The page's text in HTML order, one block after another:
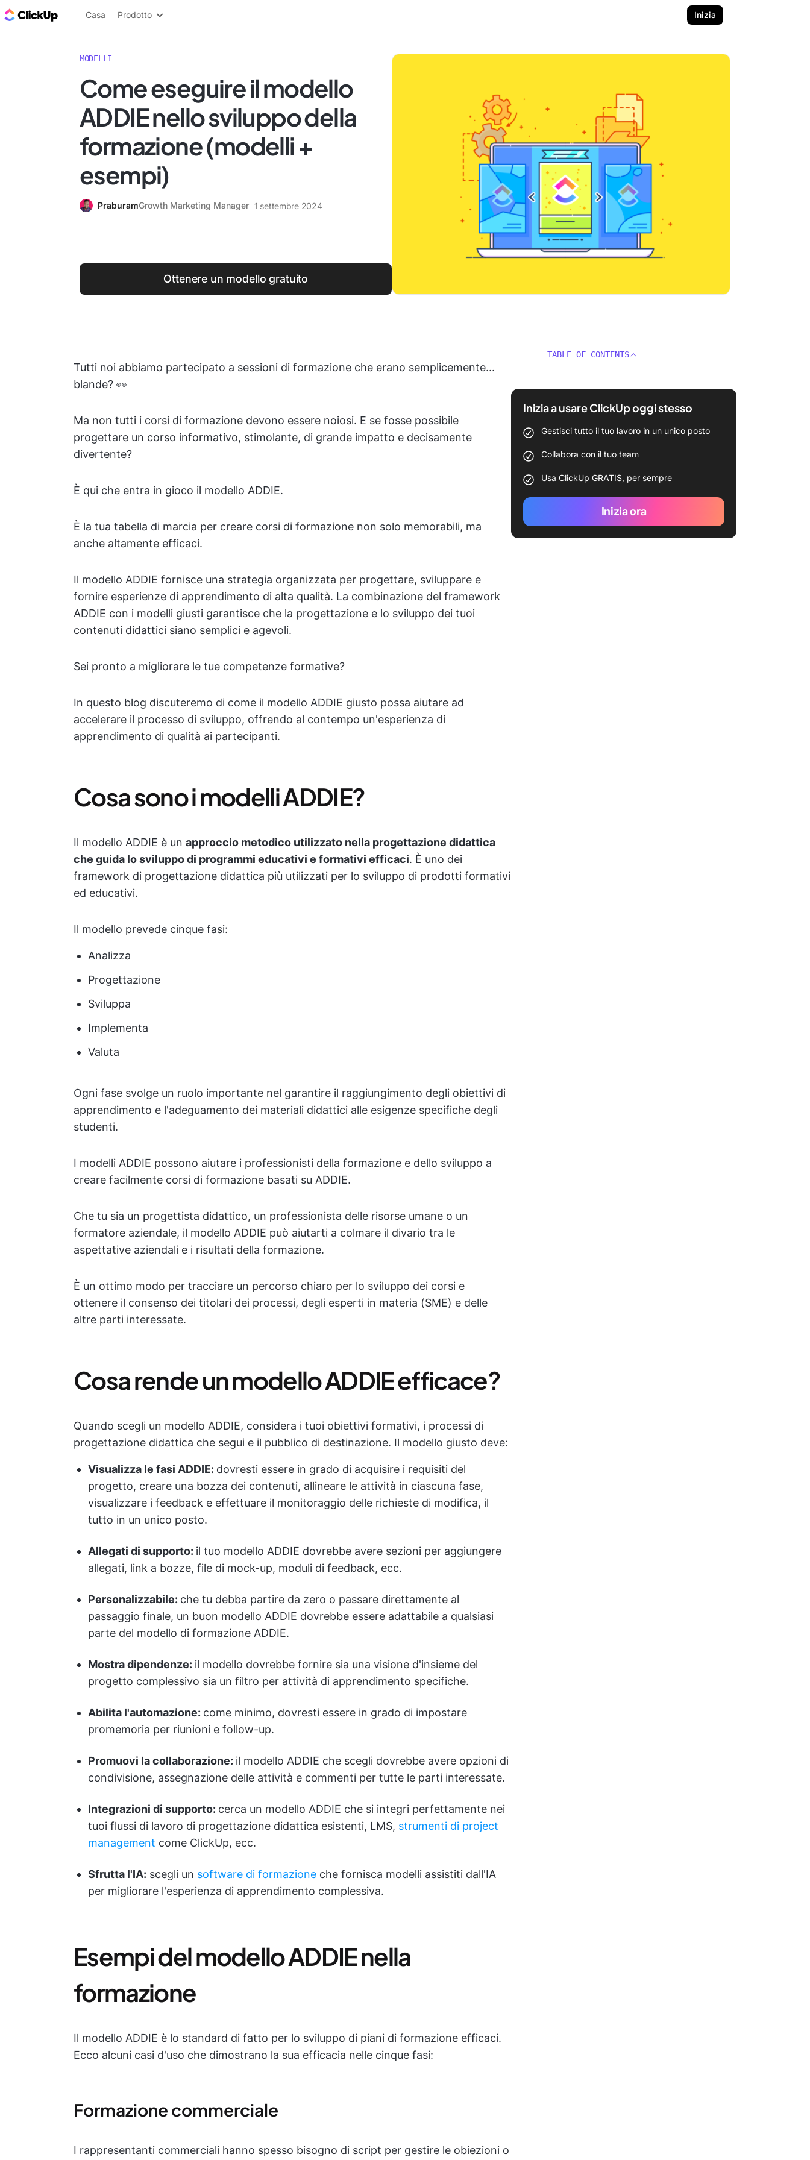
Blog di ClickUp
Casa Prodotto Inizia
MODELLI
Come eseguire il modello
ADDIE nello sviluppo della
formazione (modelli +
esempi)
PraburamGrowth Marketing Manager 1 settembre 2024
Ottenere un modello gratuito
Tutti noi abbiamo partecipato a sessioni di formazione che erano semplicemente...
blande? 👀
Ma non tutti i corsi di formazione devono essere noiosi. E se fosse possibile
progettare un corso informativo, stimolante, di grande impatto e decisamente
divertente?
È qui che entra in gioco il modello ADDIE.
È la tua tabella di marcia per creare corsi di formazione non solo memorabili, ma
anche altamente efficaci.
Il modello ADDIE fornisce una strategia organizzata per progettare, sviluppare e
fornire esperienze di apprendimento di alta qualità. La combinazione del framework
ADDIE con i modelli giusti garantisce che la progettazione e lo sviluppo dei tuoi
contenuti didattici siano semplici e agevoli.
Sei pronto a migliorare le tue competenze formative?
In questo blog discuteremo di come il modello ADDIE giusto possa aiutare ad
accelerare il processo di sviluppo, offrendo al contempo un'esperienza di
apprendimento di qualità ai partecipanti.
Cosa sono i modelli ADDIE?
Il modello ADDIE è un approccio metodico utilizzato nella progettazione didattica
che guida lo sviluppo di programmi educativi e formativi efficaci. È uno dei
framework di progettazione didattica più utilizzati per lo sviluppo di prodotti formativi
ed educativi.
Il modello prevede cinque fasi:
Analizza
Progettazione
Sviluppa
Implementa
Valuta
Ogni fase svolge un ruolo importante nel garantire il raggiungimento degli obiettivi di
apprendimento e l'adeguamento dei materiali didattici alle esigenze specifiche degli
studenti.
I modelli ADDIE possono aiutare i professionisti della formazione e dello sviluppo a
creare facilmente corsi di formazione basati su ADDIE.
Che tu sia un progettista didattico, un professionista delle risorse umane o un
formatore aziendale, il modello ADDIE può aiutarti a colmare il divario tra le
aspettative aziendali e i risultati della formazione.
È un ottimo modo per tracciare un percorso chiaro per lo sviluppo dei corsi e
ottenere il consenso dei titolari dei processi, degli esperti in materia (SME) e delle
altre parti interessate.
Cosa rende un modello ADDIE efficace?
Quando scegli un modello ADDIE, considera i tuoi obiettivi formativi, i processi di
progettazione didattica che segui e il pubblico di destinazione. Il modello giusto deve:
Visualizza le fasi ADDIE: dovresti essere in grado di acquisire i requisiti del
progetto, creare una bozza dei contenuti, allineare le attività in ciascuna fase,
visualizzare i feedback e effettuare il monitoraggio delle richieste di modifica, il
tutto in un unico posto.
Allegati di supporto: il tuo modello ADDIE dovrebbe avere sezioni per aggiungere
allegati, link a bozze, file di mock-up, moduli di feedback, ecc.
Personalizzabile: che tu debba partire da zero o passare direttamente al
passaggio finale, un buon modello ADDIE dovrebbe essere adattabile a qualsiasi
parte del modello di formazione ADDIE.
Mostra dipendenze: il modello dovrebbe fornire sia una visione d'insieme del
progetto complessivo sia un filtro per attività di apprendimento specifiche.
Abilita l'automazione: come minimo, dovresti essere in grado di impostare
promemoria per riunioni e follow-up.
Promuovi la collaborazione: il modello ADDIE che scegli dovrebbe avere opzioni di
condivisione, assegnazione delle attività e commenti per tutte le parti interessate.
Integrazioni di supporto: cerca un modello ADDIE che si integri perfettamente nei
tuoi flussi di lavoro di progettazione didattica esistenti, LMS, strumenti di project
management come ClickUp, ecc.
Sfrutta l'IA: scegli un software di formazione che fornisca modelli assistiti dall'IA
per migliorare l'esperienza di apprendimento complessiva.
Esempi del modello ADDIE nella
formazione
Il modello ADDIE è lo standard di fatto per lo sviluppo di piani di formazione efficaci.
Ecco alcuni casi d'uso che dimostrano la sua efficacia nelle cinque fasi:
Formazione commerciale
I rappresentanti commerciali hanno spesso bisogno di script per gestire le obiezioni o
TABLE OF CONTENTS
Inizia a usare ClickUp oggi stesso
Gestisci tutto il tuo lavoro in un unico posto
Collabora con il tuo team
Usa ClickUp GRATIS, per sempre
Inizia ora